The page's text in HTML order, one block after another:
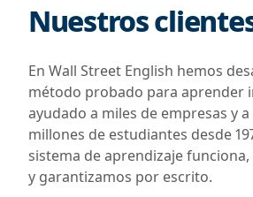
Nuestros
En Wall Street English hemos
método probado para aprender
ayudado a miles de empresas y
millones de estudiantes desde
sistema de aprendizaje
y garantizamos por escrito.